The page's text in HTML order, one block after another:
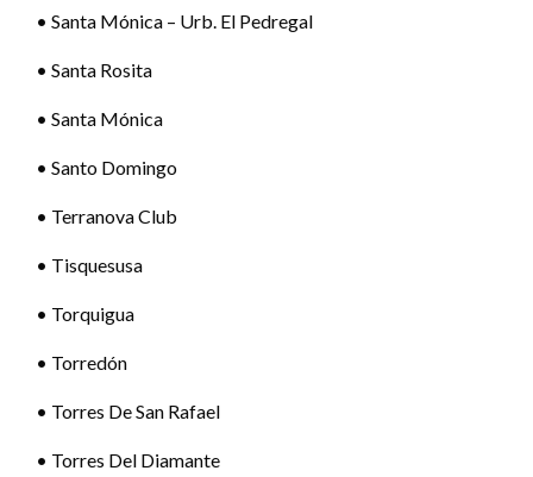
• Santa Mónica – Urb. El Pedregal
• Santa Rosita
• Santa Mónica
• Santo Domingo
• Terranova Club
• Tisquesusa
• Torquigua
• Torredón
• Torres De San Rafael
• Torres Del Diamante